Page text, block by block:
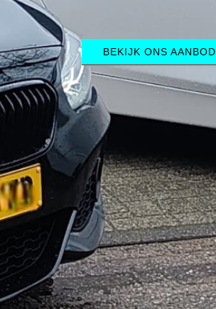
BEKIJK ONS AANBOD